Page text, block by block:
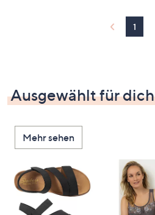
1
Ausgewählt für dich
Mehr sehen